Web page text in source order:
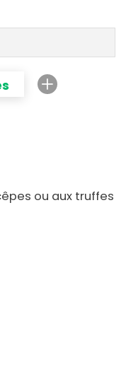
ou aux truffes